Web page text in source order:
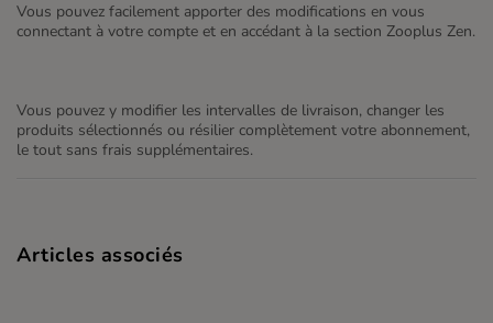
Vous pouvez facilement apporter des modifications en vous
connectant à votre compte et en accédant à la section Zooplus Zen.
Vous pouvez y modifier les intervalles de livraison, changer les
produits sélectionnés ou résilier complètement votre abonnement,
le tout sans frais supplémentaires.
Articles associés